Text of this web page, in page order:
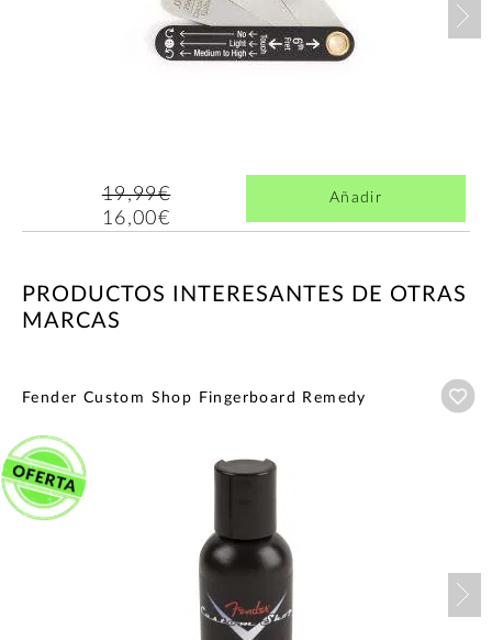
19,99€
16,00€
Añadir
PRODUCTOS INTERESANTES DE OTRAS
MARCAS
Fender Custom Shop Fingerboard Remedy